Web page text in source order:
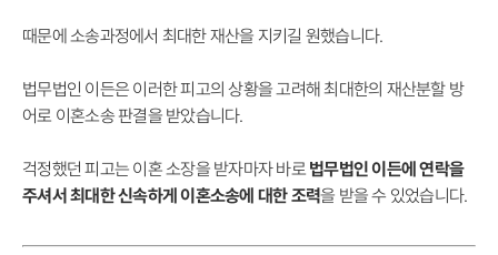
때문에 소송과정에서 최대한 재산을 지키길 원했습니다.
법무법인 이든은 이러한 피고의 상황을 고려해 최대한의 재산분할 방
어로 이혼소송 판결을 받았습니다.
걱정했던 피고는 이혼 소장을 받자마자 바로 법무법인 이든에 연락을
주셔서 최대한 신속하게 이혼소송에 대한 조력을 받을 수 있었습니다.